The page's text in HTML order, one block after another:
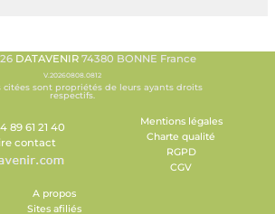
DATAVENIR74380 BONNE France
V.20260808.0812
citées sont propriétés de leurs ayants droits
respectifs.
89 61 21 40
contact
Mentions légales
Charte qualité
RGPD
CGV
A propos
Sites afiliés